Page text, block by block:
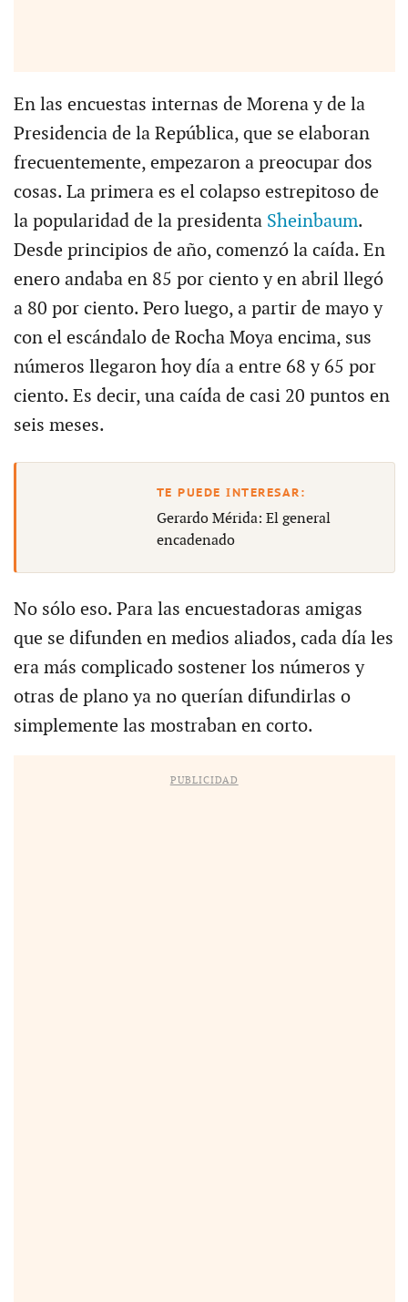
En las encuestas internas de Morena y de la
Presidencia de la República, que se elaboran
frecuentemente, empezaron a preocupar dos
cosas. La primera es el colapso estrepitoso de
la popularidad de la presidenta Sheinbaum.
Desde principios de año, comenzó la caída. En
enero andaba en 85 por ciento y en abril llegó
a 80 por ciento. Pero luego, a partir de mayo y
con el escándalo de Rocha Moya encima, sus
números llegaron hoy día a entre 68 y 65 por
ciento. Es decir, una caída de casi 20 puntos en
seis meses.
Gerardo Mérida: El general
encadenado
No sólo eso. Para las encuestadoras amigas
que se difunden en medios aliados, cada día les
era más complicado sostener los números y
otras de plano ya no querían difundirlas o
simplemente las mostraban en corto.
PUBLICIDAD